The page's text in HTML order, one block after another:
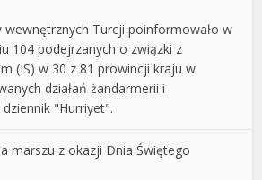
Turcji poinformowało w
104 podejrzanych o związki z
(IS) w 30 z 81 prowincji kraju w
działań żandarmerii i
"Hurriyet".
marszu z okazji Dnia Świętego